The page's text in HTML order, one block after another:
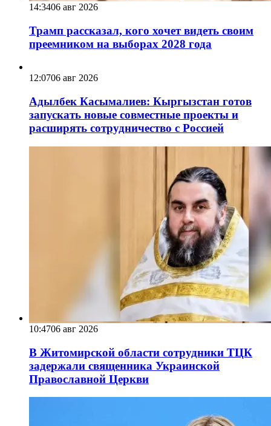
14:3406 авг 2026
Трамп рассказал, кого хочет видеть своим
преемником на выборах 2028 года
12:0706 авг 2026
Адылбек Касымалиев: Кыргызстан готов
запускать новые совместные проекты и
расширять сотрудничество с Россией
10:4706 авг 2026
В Житомирской области сотрудники ТЦК
задержали священника Украинской
Православной Церкви